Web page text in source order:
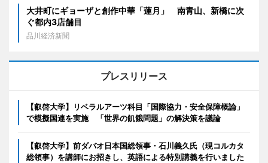
大井町にギョーザと創作中華「蓮月」 南青山、新橋に次
ぐ都内3店舗目
品川経済新聞
プレスリリース
【叡啓大学】リベラルアーツ科目「国際協力・安全保障概論」
で模擬国連を実施 「世界の飢餓問題」の解決策を議論
【叡啓大学】前ダバオ日本国総領事・石川義久氏（現コルカタ
総領事）を講師にお招きし、英語による特別講義を行いました